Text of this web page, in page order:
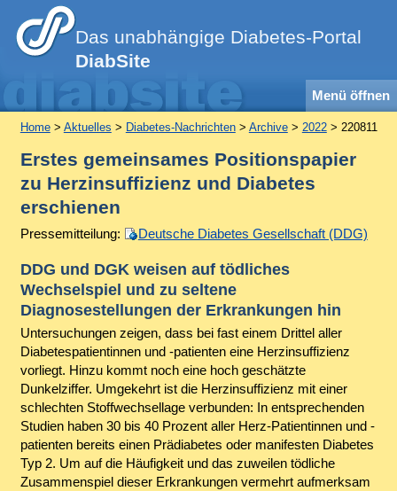
Das unabhängige Diabetes-Portal
DiabSite
Menü öffnen
Home> Aktuelles > Diabetes-Nachrichten> Archive> 2022> 220811
Erstes gemeinsames Positionspapier
zu Herzinsuffizienz und Diabetes
erschienen
Pressemitteilung: Deutsche Diabetes Gesellschaft (DDG)
DDG und DGK weisen auf tödliches
Wechselspiel und zu seltene
Diagnosestellungen der Erkrankungen hin
Untersuchungen zeigen, dass bei fast einem Drittel aller
Diabetespatientinnen und -patienten eine Herzinsuffizienz
vorliegt. Hinzu kommt noch eine hoch geschätzte
Dunkelziffer. Umgekehrt ist die Herzinsuffizienz mit einer
schlechten Stoffwechsellage verbunden: In entsprechenden
Studien haben 30 bis 40 Prozent aller Herz-Patientinnen und -
patienten bereits einen Prädiabetes oder manifesten Diabetes
Typ 2. Um auf die Häufigkeit und das zuweilen tödliche
Zusammenspiel dieser Erkrankungen vermehrt aufmerksam